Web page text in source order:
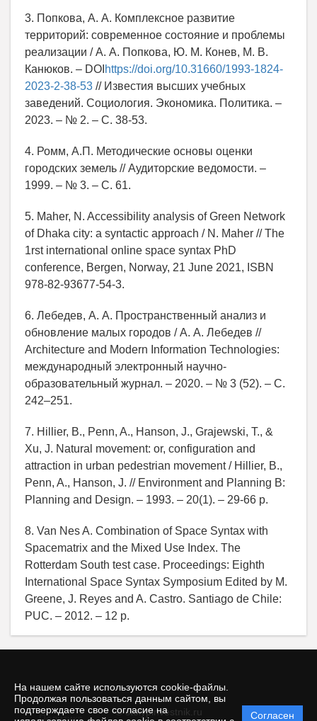
На нашем сайте используются cookie-файлы.
Продолжая пользоваться данным сайтом, вы
подтверждаете свое согласие на
Согласен
3. Попкова, А. А. Комплексное развитие
территорий: современное состояние и проблемы
реализации / А. А. Попкова, Ю. М. Конев, М. В.
Канюков. – DOI https://doi.org/10.31660/1993-1824-
2023-2-38-53 // Известия высших учебных
заведений. Социология. Экономика. Политика. –
2023. – № 2. – С. 38-53.
4. Ромм, А.П. Методические основы оценки
городских земель // Аудиторские ведомости. –
1999. – № 3. – С. 61.
5. Maher, N. Accessibility analysis of Green Network
of Dhaka city: a syntactic approach / N. Maher // The
1rst international online space syntax PhD
conference, Bergen, Norway, 21 June 2021, ISBN
978-82-93677-54-3.
6. Лебедев, А. А. Пространственный анализ и
обновление малых городов / А. А. Лебедев //
Architecture and Modern Information Technologies:
международный электронный научно-
образовательный журнал. – 2020. – № 3 (52). – С.
242–251.
7. Hillier, B., Penn, A., Hanson, J., Grajewski, T., &
Xu, J. Natural movement: or, configuration and
attraction in urban pedestrian movement / Hillier, B.,
Penn, A., Hanson, J. // Environment and Planning B:
Planning and Design. – 1993. – 20(1). – 29-66 p.
8. Van Nes A. Combination of Space Syntax with
Spacematrix and the Mixed Use Index. The
Rotterdam South test case. Proceedings: Eighth
International Space Syntax Symposium Edited by M.
Greene, J. Reyes and A. Castro. Santiago de Chile:
PUC. – 2012. – 12 p.
© stolypinvestnik.ru
Политика